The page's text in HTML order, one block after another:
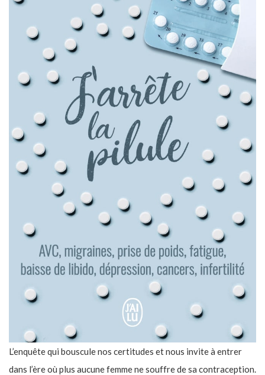
L’enquête qui bouscule nos certitudes et nous invite à entrer
dans l’ère où plus aucune femme ne souffre de sa contraception.